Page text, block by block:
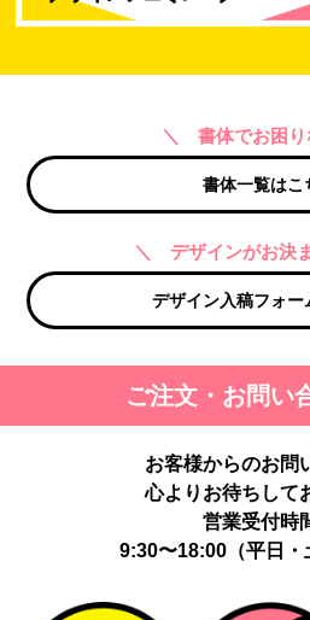
＼ 書体でお困
書体一覧はこ
＼ デザインがお決
デザイン入稿フォー
ご注文・お問い
お客様からのお問
心よりお待ちして
営業受付
9:30〜18:00（平日・